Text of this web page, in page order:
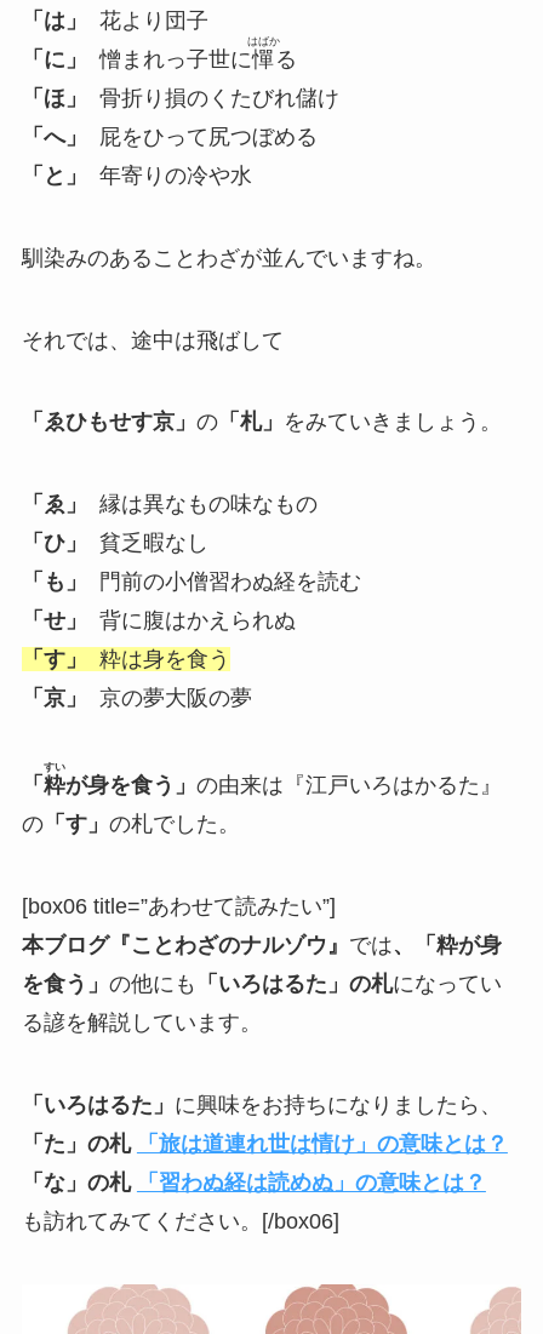
「は」
花より団子
「に」
憎まれっ子世に憚
はばか
る
「ほ」
骨折り損のくたびれ儲け
「へ」
屁をひって尻つぼめる
「と」
年寄りの冷や水
馴染みのあることわざが並んでいますね。
それでは、途中は飛ばして
「ゑひもせす京」 の「札」 をみていきましょう。
「ゑ」
縁は異なもの味なもの
「ひ」
貧乏暇なし
「も」
門前の小僧習わぬ経を読む
「せ」
背に腹はかえられぬ
「す」
粋は身を食う
「京」
京の夢大阪の夢
「 粋
すい
が身を食う」 の由来は『江戸いろはかるた』
の「す」 の札でした。
[box06 title=”あわせて読みたい”]
本ブログ『ことわざのナルゾウ』 では、「粋が身
を食う」 の他にも 「いろはるた」の札になってい
る諺を解説しています。
「いろはるた」 に興味をお持ちになりましたら、
「た」の札
「旅は道連れ世は情け」の意味とは？
「な」の札
「習わぬ経は読めぬ」の意味とは？
も訪れてみてください。[/box06]